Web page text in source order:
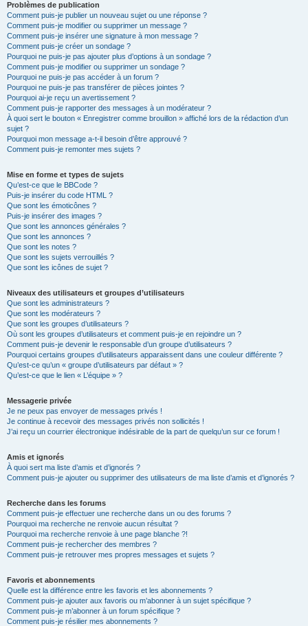
Problèmes de publication
Comment puis-je publier un nouveau sujet ou une réponse ?
Comment puis-je modifier ou supprimer un message ?
Comment puis-je insérer une signature à mon message ?
Comment puis-je créer un sondage ?
Pourquoi ne puis-je pas ajouter plus d’options à un sondage ?
Comment puis-je modifier ou supprimer un sondage ?
Pourquoi ne puis-je pas accéder à un forum ?
Pourquoi ne puis-je pas transférer de pièces jointes ?
Pourquoi ai-je reçu un avertissement ?
Comment puis-je rapporter des messages à un modérateur ?
À quoi sert le bouton « Enregistrer comme brouillon » affiché lors de la rédaction d’un
sujet ?
Pourquoi mon message a-t-il besoin d’être approuvé ?
Comment puis-je remonter mes sujets ?
Mise en forme et types de sujets
Qu’est-ce que le BBCode ?
Puis-je insérer du code HTML ?
Que sont les émoticônes ?
Puis-je insérer des images ?
Que sont les annonces générales ?
Que sont les annonces ?
Que sont les notes ?
Que sont les sujets verrouillés ?
Que sont les icônes de sujet ?
Niveaux des utilisateurs et groupes d’utilisateurs
Que sont les administrateurs ?
Que sont les modérateurs ?
Que sont les groupes d’utilisateurs ?
Où sont les groupes d’utilisateurs et comment puis-je en rejoindre un ?
Comment puis-je devenir le responsable d’un groupe d’utilisateurs ?
Pourquoi certains groupes d’utilisateurs apparaissent dans une couleur différente ?
Qu’est-ce qu’un « groupe d’utilisateurs par défaut » ?
Qu’est-ce que le lien « L’équipe » ?
Messagerie privée
Je ne peux pas envoyer de messages privés !
Je continue à recevoir des messages privés non sollicités !
J’ai reçu un courrier électronique indésirable de la part de quelqu’un sur ce forum !
Amis et ignorés
À quoi sert ma liste d’amis et d’ignorés ?
Comment puis-je ajouter ou supprimer des utilisateurs de ma liste d’amis et d’ignorés ?
Recherche dans les forums
Comment puis-je effectuer une recherche dans un ou des forums ?
Pourquoi ma recherche ne renvoie aucun résultat ?
Pourquoi ma recherche renvoie à une page blanche ?!
Comment puis-je rechercher des membres ?
Comment puis-je retrouver mes propres messages et sujets ?
Favoris et abonnements
Quelle est la différence entre les favoris et les abonnements ?
Comment puis-je ajouter aux favoris ou m’abonner à un sujet spécifique ?
Comment puis-je m’abonner à un forum spécifique ?
Comment puis-je résilier mes abonnements ?